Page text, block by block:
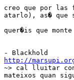
creo que por las
atarlo), as� que
quer�is que
http://
~> cal lluitar
mateixos quan